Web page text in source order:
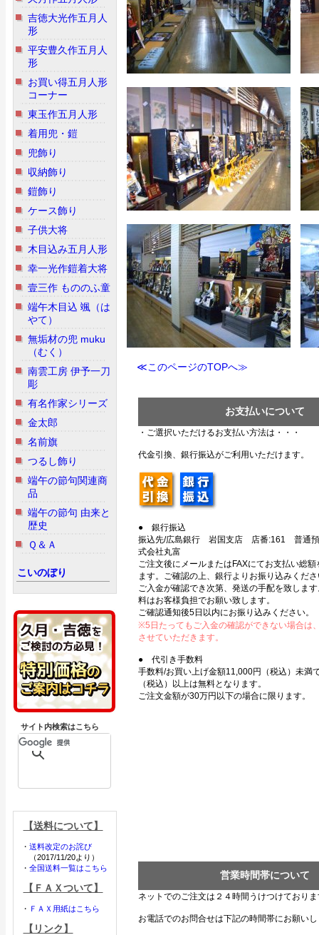
吉徳大光作五月人
形
平安豊久作五月人
形
お買い得五月人形
コーナー
東玉作五月人形
着用兜・鎧
兜飾り
収納飾り
鎧飾り
ケース飾り
子供大将
木目込み五月人形
幸一光作鎧着大将
壹三作 もののふ童
端午木目込 颯（は
やて）
無垢材の兜 muku
（むく）
南雲工房 伊予一刀
彫
有名作家シリーズ
金太郎
名前旗
つるし飾り
端午の節句関連商
品
端午の節句 由来と
歴史
Ｑ＆Ａ
こいのぼり
サイト内検索はこちら
【送料について】
・ 送料改定のお詫び
（2017/11/20より）
・ 全国送料一覧はこちら
【ＦＡＸついて】
・ ＦＡＸ用紙はこちら
【リンク】
≪このページのTOPへ≫
お支払いについて
・ご選択いただけるお支払い方法は・・・
代金引換、銀行振込がご利用いただけます。
● 銀行振込
振込先/広島銀行 岩国支店 店番:161 普通
式会社丸富
ご注文後にメールまたはFAXにてお支払い総
ます。ご確認の上、銀行よりお振り込みくだ
ご入金が確認でき次第、発送の手配を致しま
料はお客様負担でお願い致します。
ご確認通知後5日以内にお振り込みください。
※5日たってもご入金の確認ができない場合は
させていただきます。
● 代引き手数料
手数料/お買い上げ金額11,000円（税込）未満
（税込）以上は無料となります。
ご注文金額が30万円以下の場合に限ります。
営業時間帯について
ネットでのご注文は２４時間うけつけており
お電話でのお問合せは下記の時間帯にお願い